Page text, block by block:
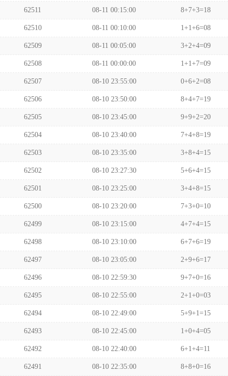
62511 08-11 00:15:00 8+7+3=18
62510 08-11 00:10:00 1+1+6=08
62509 08-11 00:05:00 3+2+4=09
62508 08-11 00:00:00 1+1+7=09
62507 08-10 23:55:00 0+6+2=08
62506 08-10 23:50:00 8+4+7=19
62505 08-10 23:45:00 9+9+2=20
62504 08-10 23:40:00 7+4+8=19
62503 08-10 23:35:00 3+8+4=15
62502 08-10 23:27:30 5+6+4=15
62501 08-10 23:25:00 3+4+8=15
62500 08-10 23:20:00 7+3+0=10
62499 08-10 23:15:00 4+7+4=15
62498 08-10 23:10:00 6+7+6=19
62497 08-10 23:05:00 2+9+6=17
62496 08-10 22:59:30 9+7+0=16
62495 08-10 22:55:00 2+1+0=03
62494 08-10 22:49:00 5+9+1=15
62493 08-10 22:45:00 1+0+4=05
62492 08-10 22:40:00 6+1+4=11
62491 08-10 22:35:00 8+8+0=16